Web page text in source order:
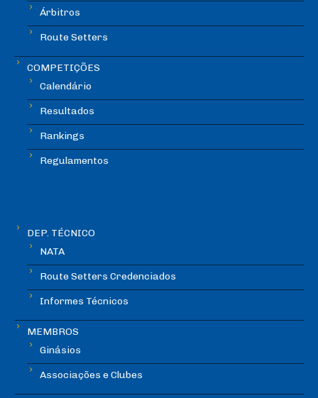
Árbitros
Route Setters
COMPETIÇÕES
Calendário
Resultados
Rankings
Regulamentos
DEP. TÉCNICO
NATA
Route Setters Credenciados
Informes Técnicos
MEMBROS
Ginásios
Associações e Clubes